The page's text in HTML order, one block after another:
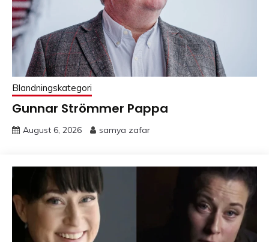
Blandningskategori
Gunnar Strömmer Pappa
August 6, 2026 samya zafar